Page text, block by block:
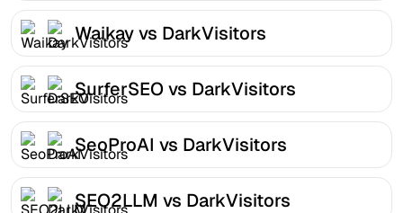
Waikay vs DarkVisitors
SurferSEO vs DarkVisitors
SeoProAI vs DarkVisitors
SEO2LLM vs DarkVisitors